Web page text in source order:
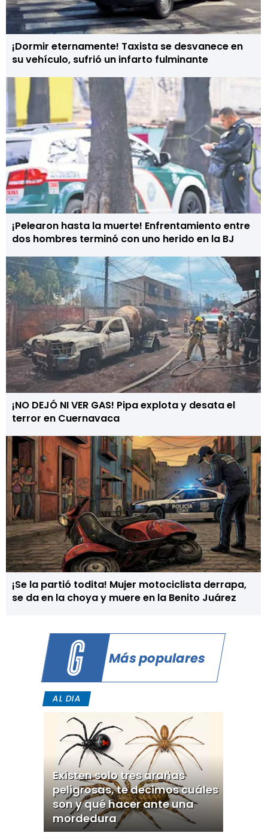
¡Dormir eternamente! Taxista se desvanece en
su vehículo, sufrió un infarto fulminante
¡Pelearon hasta la muerte! Enfrentamiento entre
dos hombres terminó con uno herido en la BJ
¡NO DEJÓ NI VER GAS! Pipa explota y desata el
terror en Cuernavaca
¡Se la partió todita! Mujer motociclista derrapa,
se da en la choya y muere en la Benito Juárez
Más populares
AL DIA
Existen solo tres arañas
peligrosas, te decimos cuáles
son y qué hacer ante una
mordedura